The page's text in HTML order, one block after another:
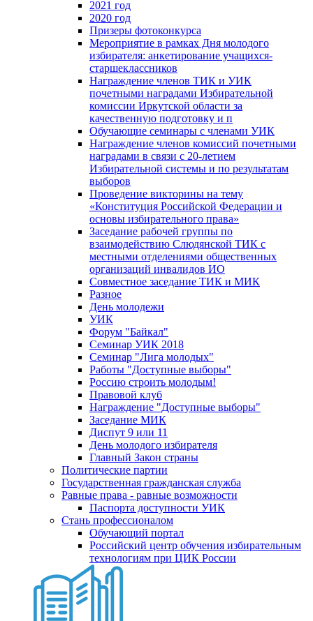
2021 год
2020 год
Призеры фотоконкурса
Мероприятие в рамках Дня молодого
избирателя: анкетирование учащихся-
старшеклассников
Награждение членов ТИК и УИК
почетными наградами Избирательной
комиссии Иркутской области за
качественную подготовку и п
Обучающие семинары с членами УИК
Награждение членов комиссий почетными
наградами в связи с 20-летием
Избирательной системы и по результатам
выборов
Проведение викторины на тему
«Конституция Российской Федерации и
основы избирательного права»
Заседание рабочей группы по
взаимодействию Слюдянской ТИК с
местными отделениями общественных
организаций инвалидов ИО
Совместное заседание ТИК и МИК
Разное
День молодежи
УИК
Форум "Байкал"
Семинар УИК 2018
Семинар "Лига молодых"
Работы "Доступные выборы"
Россию строить молодым!
Правовой клуб
Награждение "Доступные выборы"
Заседание МИК
Диспут 9 или 11
День молодого избирателя
Главный Закон страны
Политические партии
Государственная гражданская служба
Равные права - равные возможности
Паспорта доступности УИК
Стань профессионалом
Обучающий портал
Российский центр обучения избирательным
технологиям при ЦИК России